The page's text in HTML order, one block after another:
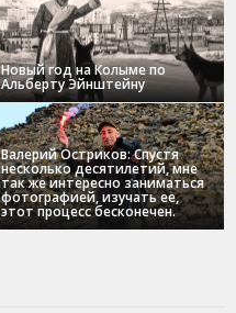
Новый год на Колыме по
Альберту Эйнштейну
Валерий Остриков: Спустя
несколько десятилетий, мне
так же интересно заниматься
фотографией, изучать ее,
этот процесс бесконечен.